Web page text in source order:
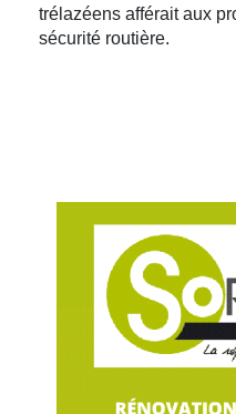
trélazéens afférait aux
sécurité routière.